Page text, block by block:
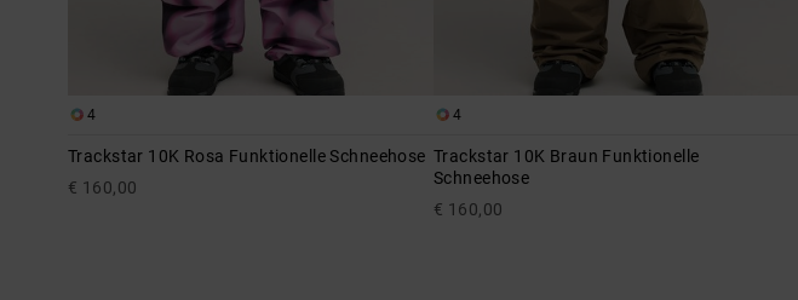
4
Trackstar 10K Rosa Funktionelle Schneehose
€ 160,00
4
Trackstar 10K Braun Funktionelle
Schneehose
€ 160,00